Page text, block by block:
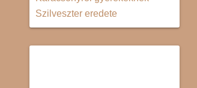
Szilveszter eredete